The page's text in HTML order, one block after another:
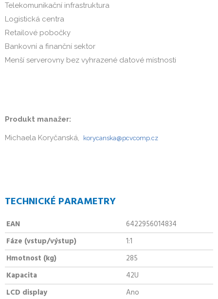
Telekomunikační infrastruktura
Logistická centra
Retailové pobočky
Bankovní a finanční sektor
Menší serverovny bez vyhrazené datové místnosti
Produkt manažer:
Michaela Koryčanská, korycanska@pcvcomp.cz
TECHNICKÉ PARAMETRY
EAN
6422956014834
Fáze (vstup/výstup)
1:1
Hmotnost (kg)
285
Kapacita
42U
LCD display
Ano